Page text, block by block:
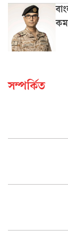
সম্পর্কিত